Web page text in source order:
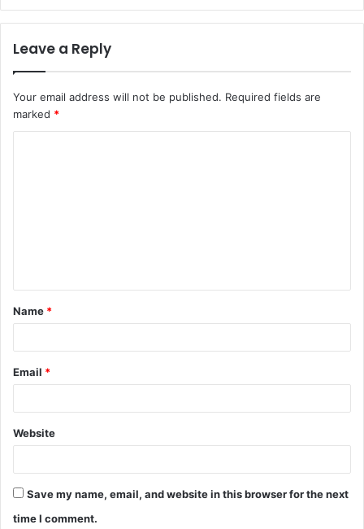
Leave a Reply
Your email address will not be published. Required fields are
marked *
t
*
Name *
Email *
Website
Save my name, email, and website in this browser for the next
time I comment.